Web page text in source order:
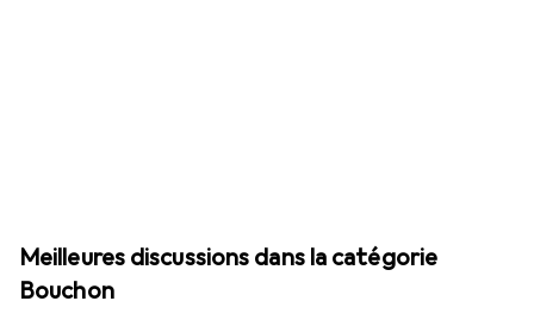
Meilleures discussions dans la catégorie
Bouchon